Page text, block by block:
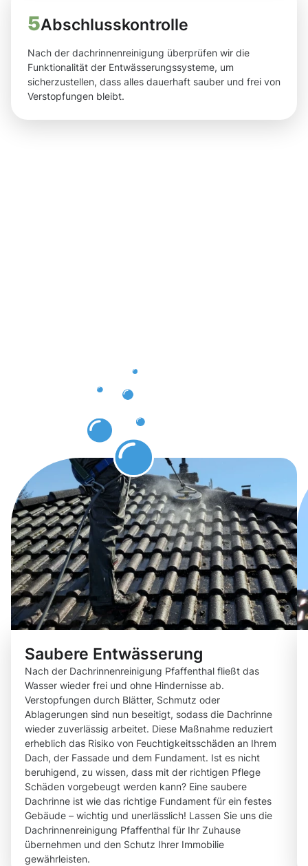
5Abschlusskontrolle
Nach der dachrinnenreinigung überprüfen wir die
Funktionalität der Entwässerungssysteme, um
sicherzustellen, dass alles dauerhaft sauber und frei von
Verstopfungen bleibt.
Saubere Entwässerung
Nach der Dachrinnenreinigung Pfaffenthal fließt das
Wasser wieder frei und ohne Hindernisse ab.
Verstopfungen durch Blätter, Schmutz oder
Ablagerungen sind nun beseitigt, sodass die Dachrinne
wieder zuverlässig arbeitet. Diese Maßnahme reduziert
erheblich das Risiko von Feuchtigkeitsschäden an Ihrem
Dach, der Fassade und dem Fundament. Ist es nicht
beruhigend, zu wissen, dass mit der richtigen Pflege
Schäden vorgebeugt werden kann? Eine saubere
Dachrinne ist wie das richtige Fundament für ein festes
Gebäude – wichtig und unerlässlich! Lassen Sie uns die
Dachrinnenreinigung Pfaffenthal für Ihr Zuhause
übernehmen und den Schutz Ihrer Immobilie
gewährleisten.